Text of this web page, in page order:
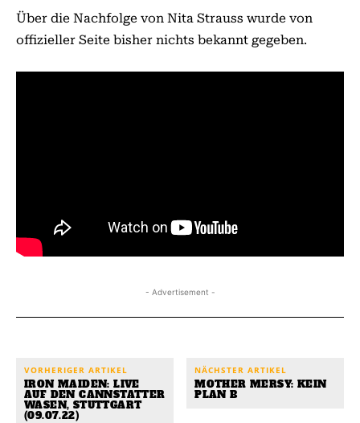
Über die Nachfolge von Nita Strauss wurde von
offizieller Seite bisher nichts bekannt gegeben.
- Advertisement -
VORHERIGER ARTIKEL
IRON MAIDEN: LIVE
AUF DEN CANNSTATTER
WASEN, STUTTGART
(09.07.22)
NÄCHSTER ARTIKEL
MOTHER MERSY: KEIN
PLAN B